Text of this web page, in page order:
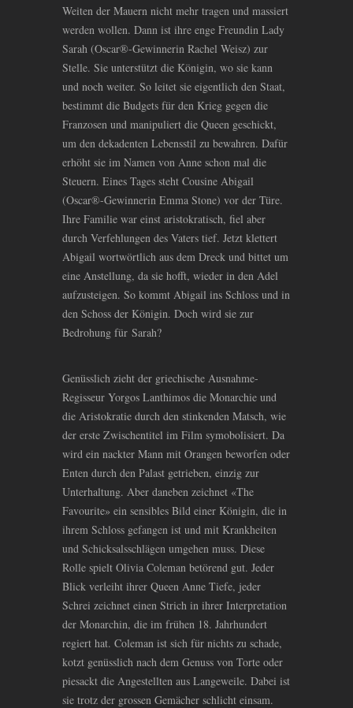
Weiten der Mauern nicht mehr tragen und massiert
werden wollen. Dann ist ihre enge Freundin Lady
Sarah (Oscar®-Gewinnerin Rachel Weisz) zur
Stelle. Sie unterstützt die Königin, wo sie kann
und noch weiter. So leitet sie eigentlich den Staat,
bestimmt die Budgets für den Krieg gegen die
Franzosen und manipuliert die Queen geschickt,
um den dekadenten Lebensstil zu bewahren. Dafür
erhöht sie im Namen von Anne schon mal die
Steuern. Eines Tages steht Cousine Abigail
(Oscar®-Gewinnerin Emma Stone) vor der Türe.
Ihre Familie war einst aristokratisch, fiel aber
durch Verfehlungen des Vaters tief. Jetzt klettert
Abigail wortwörtlich aus dem Dreck und bittet um
eine Anstellung, da sie hofft, wieder in den Adel
aufzusteigen. So kommt Abigail ins Schloss und in
den Schoss der Königin. Doch wird sie zur
Bedrohung für Sarah?
Genüsslich zieht der griechische Ausnahme-
Regisseur Yorgos Lanthimos die Monarchie und
die Aristokratie durch den stinkenden Matsch, wie
der erste Zwischentitel im Film symobolisiert. Da
wird ein nackter Mann mit Orangen beworfen oder
Enten durch den Palast getrieben, einzig zur
Unterhaltung. Aber daneben zeichnet «The
Favourite» ein sensibles Bild einer Königin, die in
ihrem Schloss gefangen ist und mit Krankheiten
und Schicksalsschlägen umgehen muss. Diese
Rolle spielt Olivia Coleman betörend gut. Jeder
Blick verleiht ihrer Queen Anne Tiefe, jeder
Schrei zeichnet einen Strich in ihrer Interpretation
der Monarchin, die im frühen 18. Jahrhundert
regiert hat. Coleman ist sich für nichts zu schade,
kotzt genüsslich nach dem Genuss von Torte oder
piesackt die Angestellten aus Langeweile. Dabei ist
sie trotz der grossen Gemächer schlicht einsam.